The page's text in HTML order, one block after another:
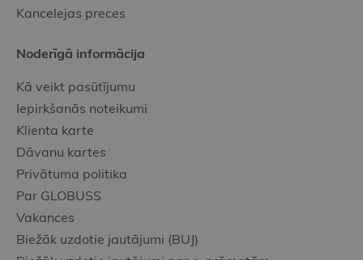
Kancelejas preces
Noderīgā informācija
Kā veikt pasūtījumu
Iepirkšanās noteikumi
Klienta karte
Dāvanu kartes
Privātuma politika
Par GLOBUSS
Vakances
Biežāk uzdotie jautājumi (BUJ)